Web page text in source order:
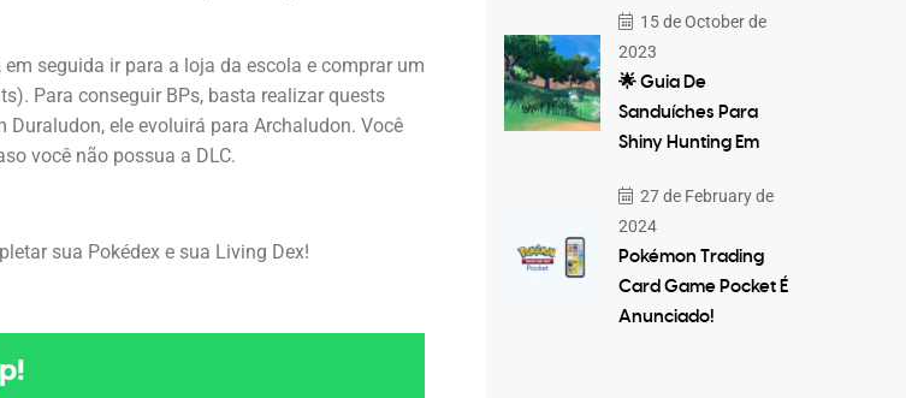
seguida ir para a loja da escola e comprar um
Para conseguir BPs, basta realizar quests
ele evoluirá para Archaludon. Você
você não possua a DLC.
sua Pokédex e sua Living Dex!
15 de October de
2023
🌟 Guia De
Sanduíches Para
Shiny Hunting Em
27 de February de
2024
Pokémon Trading
Card Game Pocket É
Anunciado!